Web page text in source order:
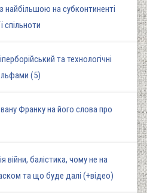
найбільшою на субконтиненті
спільноти
та технологічні
(5)
Франку на його слова про
війни, балістика, чому не на
та що буде далі (+відео)